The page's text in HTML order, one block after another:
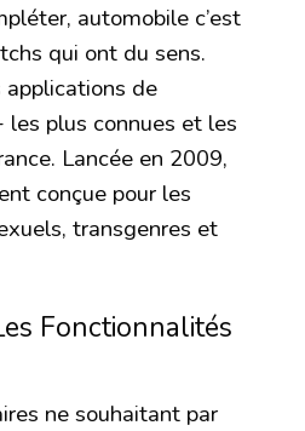
automobile c’est
qui ont du sens.
de
les plus connues et les
Lancée en 2009,
conçue pour les
transgenres et
Fonctionnalités
ne souhaitant par